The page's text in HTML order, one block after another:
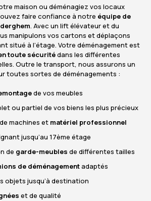
maison ou déménagiez vos locaux
faire confiance à notre équipe de
. Avec un lift élévateur et du
manipulons vos cartons et déplaçons
situé à l’étage. Votre déménagement est
toute sécuritédans les différentes
Outre le transport, nous assurons un
toutes sortes de déménagements :
de vos meubles
ou partiel de vos biens les plus précieux
machines et matériel professionnel
jusqu’au 17ème étage
de garde-meubles de différentes tailles
de déménagementadaptés
objets jusqu’à destination
et de qualité